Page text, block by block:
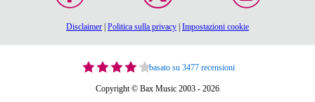
Disclaimer Politica sulla privacy Impostazioni cookie
basato su 3477 recensioni
Copyright © Bax Music 2003 - 2026